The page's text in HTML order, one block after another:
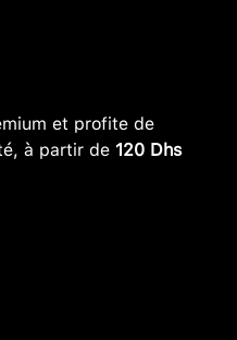
et profite de
à partir de 120 Dhs